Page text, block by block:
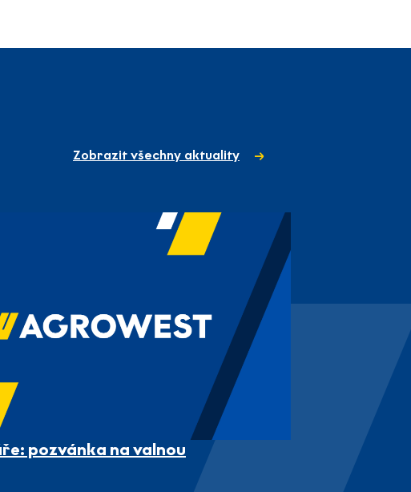
Zobrazit všechny aktuality
pozvánka na valnou